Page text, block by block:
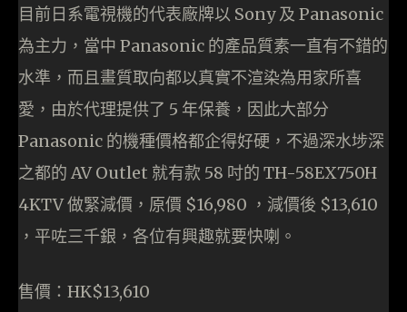
目前日系電視機的代表廠牌以 Sony 及 Panasonic
為主力，當中 Panasonic 的產品質素一直有不錯的
水準，而且畫質取向都以真實不渲染為用家所喜
愛，由於代理提供了 5 年保養，因此大部分
Panasonic 的機種價格都企得好硬，不過深水埗深
之都的 AV Outlet 就有款 58 吋的 TH-58EX750H
4KTV 做緊減價，原價 $16,980 ，減價後 $13,610
，平咗三千銀，各位有興趣就要快喇。
售價：HK$13,610